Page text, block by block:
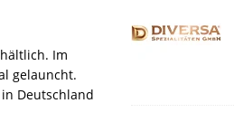
Im
gelauncht.
Deutschland